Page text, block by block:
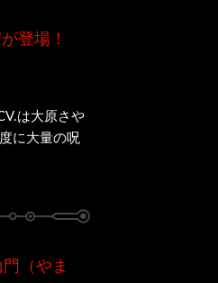
登場！
は大原さや
に大量の呪
（やま